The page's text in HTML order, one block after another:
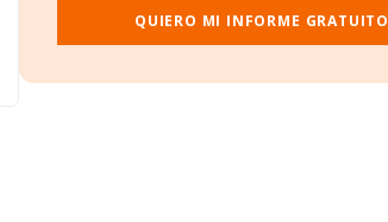
QUIERO MI INFORME GRATUITO